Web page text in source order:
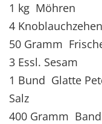
1 kg Möhren
4 Knoblauchzehen
50 Gramm
3 Essl. Sesam
1 Bund Glatte
Salz
400 Gramm